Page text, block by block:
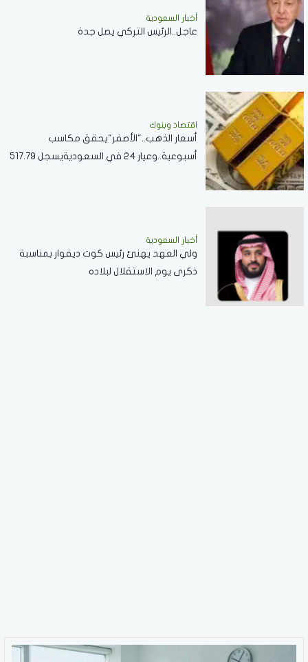
أخبار السعودية
عاجل..الرئيس التركي يصل جدة
اقتصاد وبنوك
أسعار الذهب.."الأصفر"يحقق مكاسب
أسبوعية..وعيار 24 في السعوديةيسجل 517.79
أخبار السعودية
ولي العهد يهنئ رئيس كوت ديفوار بمناسبة
ذكرى يوم الاستقلال لبلاده